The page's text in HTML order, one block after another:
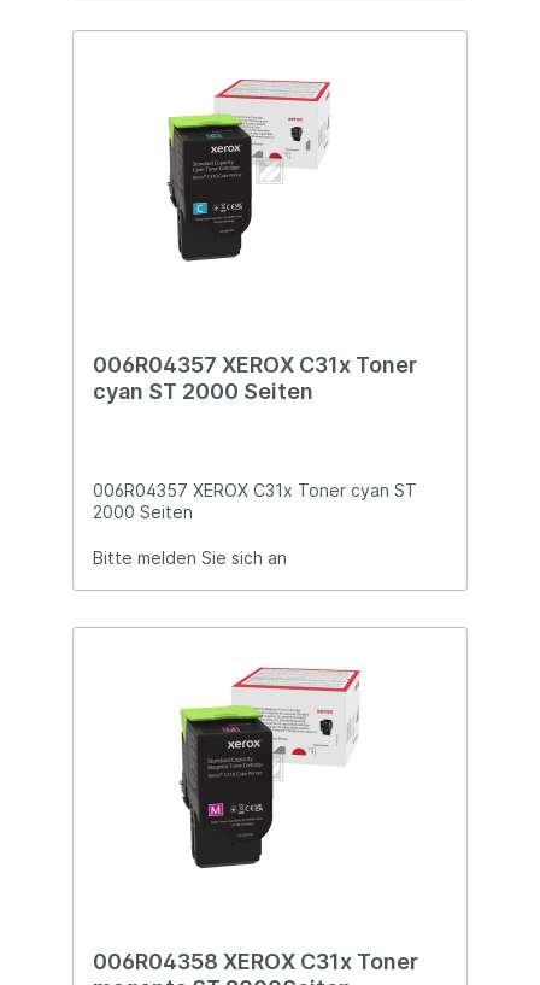
006R04357 XEROX C31x Toner
cyan ST 2000 Seiten
006R04357 XEROX C31x Toner cyan ST
2000 Seiten
Bitte melden Sie sich an
006R04358 XEROX C31x Toner